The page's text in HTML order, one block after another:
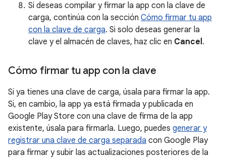
Si deseas compilar y firmar la app con la clave de
carga, continúa con la sección Cómo firmar tu app
con la clave de carga. Si solo deseas generar la
clave y el almacén de claves, haz clic en Cancel.
Cómo firmar tu app con la clave
Si ya tienes una clave de carga, úsala para firmar la app.
Si, en cambio, la app ya está firmada y publicada en
Google Play Store con una clave de firma de la app
existente, úsala para firmarla. Luego, puedes generar y
registrar una clave de carga separada con Google Play
para firmar y subir las actualizaciones posteriores de la